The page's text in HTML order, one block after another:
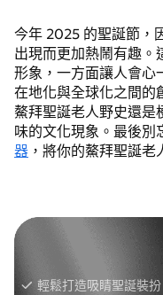
今年 2025 的聖誕節，
出現而更加熱鬧有趣。
形象，一方面讓人會心
在地化與全球化之間的
鰲拜聖誕老人野史還是
味的文化現象。最後別
器 ，將你的鰲拜聖誕老
輕鬆打造吸睛聖誕裝扮